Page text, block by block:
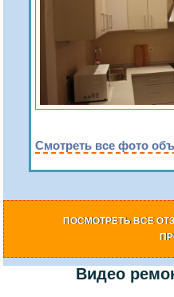
Смотреть все фото
ПОСМОТРЕТЬ ВСЕ
Видео